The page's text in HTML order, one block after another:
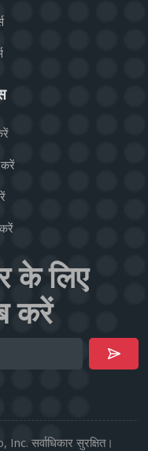
करें
के लिए
करें
सर्वाधिकार सुरक्षित।